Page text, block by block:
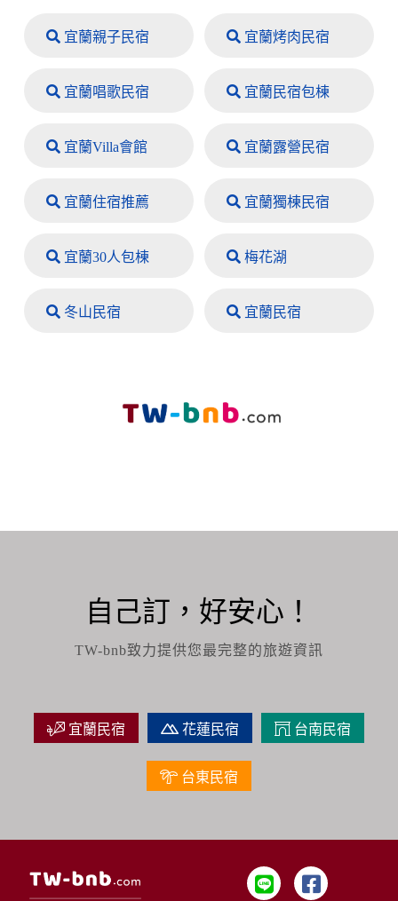
宜蘭親子民宿 宜蘭烤肉民宿
宜蘭唱歌民宿 宜蘭民宿包棟
宜蘭Villa會館 宜蘭露營民宿
宜蘭住宿推薦 宜蘭獨棟民宿
宜蘭30人包棟 梅花湖
冬山民宿 宜蘭民宿
自己訂，好安心！
TW-bnb致力提供您最完整的旅遊資訊
宜蘭民宿 花蓮民宿 台南民宿
台東民宿